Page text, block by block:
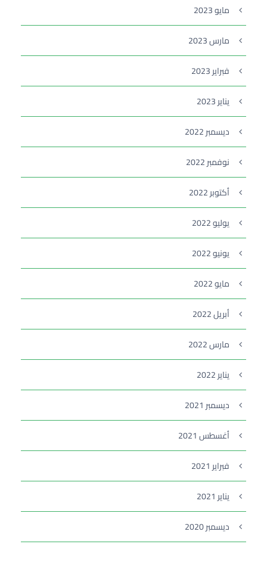
مايو 2023
مارس 2023
فبراير 2023
يناير 2023
ديسمبر 2022
نوفمبر 2022
أكتوبر 2022
يوليو 2022
يونيو 2022
مايو 2022
أبريل 2022
مارس 2022
يناير 2022
ديسمبر 2021
أغسطس 2021
فبراير 2021
يناير 2021
ديسمبر 2020